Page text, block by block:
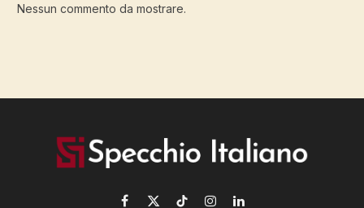
Nessun commento da mostrare.